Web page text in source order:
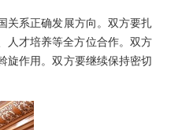
关系正确发展方向。双方要扎
人才培养等全方位合作。双方
旋作用。双方要继续保持密切